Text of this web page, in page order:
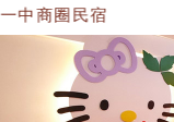
商圈民宿